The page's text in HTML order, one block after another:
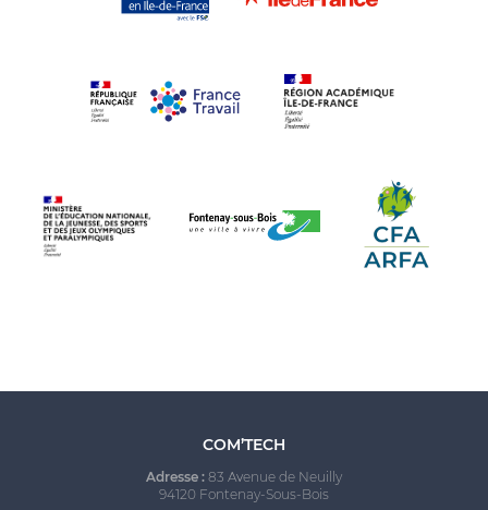
COM’TECH
Adresse : 83 Avenue de Neuilly
94120 Fontenay-Sous-Bois